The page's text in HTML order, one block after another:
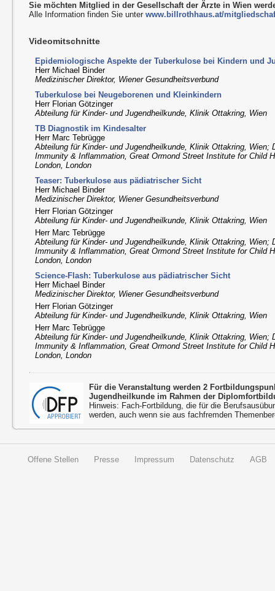
Sie möchten Mitglied in der Gesellschaft der Ärzte in Wien
Alle Information finden Sie unterwww.billrothhaus.at/
Videomitschnitte
Epidemiologische Aspekte der Tuberkulose bei Kindern und
Herr Michael Binder
Medizinischer Direktor, Wiener Gesundheitsverbund
Tuberkulose bei Neugeborenen und Kleinkindern
Herr Florian Götzinger
Abteilung für Kinder- und Jugendheilkunde, Klinik Ottakring, Wien
TB Diagnostik im Kindesalter
Herr Marc Tebrügge
Abteilung für Kinder- und Jugendheilkunde, Klinik Ottakring, Wien;
Immunity & Inflammation, Great Ormond Street Institute for Child
London, London
Teaser: Tuberkulose aus pädiatrischer Sicht
Herr Michael Binder
Medizinischer Direktor, Wiener Gesundheitsverbund
Herr Florian Götzinger
Abteilung für Kinder- und Jugendheilkunde, Klinik Ottakring, Wien
Herr Marc Tebrügge
Abteilung für Kinder- und Jugendheilkunde, Klinik Ottakring, Wien;
Immunity & Inflammation, Great Ormond Street Institute for Child
London, London
Science-Flash: Tuberkulose aus pädiatrischer Sicht
Herr Michael Binder
Medizinischer Direktor, Wiener Gesundheitsverbund
Herr Florian Götzinger
Abteilung für Kinder- und Jugendheilkunde, Klinik Ottakring, Wien
Herr Marc Tebrügge
Abteilung für Kinder- und Jugendheilkunde, Klinik Ottakring, Wien;
Immunity & Inflammation, Great Ormond Street Institute for Child
London, London
Für die Veranstaltung werden 2
Jugendheilkunde im Rahmen der
Hinweis: Fach-Fortbildung, die für die
werden, auch wenn sie aus fachfremden
Offene Stellen Presse Impressum Datenschutz AGB